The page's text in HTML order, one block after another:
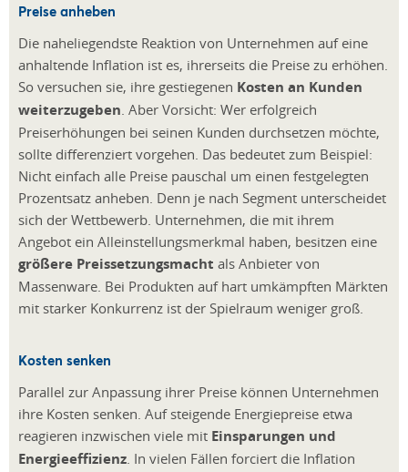
Preise anheben
Die naheliegendste Reaktion von Unternehmen auf eine
anhaltende Inflation ist es, ihrerseits die Preise zu erhöhen.
So versuchen sie, ihre gestiegenen Kosten an Kunden
weiterzugeben . Aber Vorsicht: Wer erfolgreich
Preiserhöhungen bei seinen Kunden durchsetzen möchte,
sollte differenziert vorgehen. Das bedeutet zum Beispiel:
Nicht einfach alle Preise pauschal um einen festgelegten
Prozentsatz anheben. Denn je nach Segment unterscheidet
sich der Wettbewerb. Unternehmen, die mit ihrem
Angebot ein Alleinstellungsmerkmal haben, besitzen eine
größere Preissetzungsmacht als Anbieter von
Massenware. Bei Produkten auf hart umkämpften Märkten
mit starker Konkurrenz ist der Spielraum weniger groß.
Kosten senken
Parallel zur Anpassung ihrer Preise können Unternehmen
ihre Kosten senken. Auf steigende Energiepreise etwa
reagieren inzwischen viele mit Einsparungen und
Energieeffizienz. In vielen Fällen forciert die Inflation